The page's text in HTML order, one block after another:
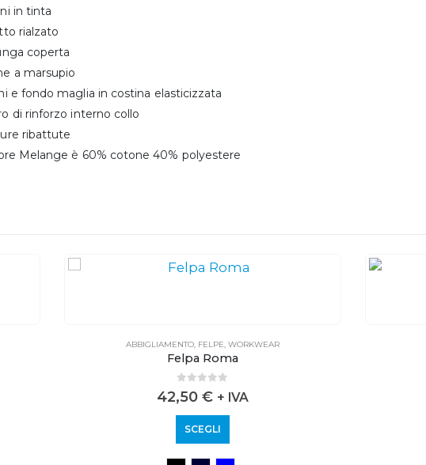
in tinta
rialzato
coperta
a marsupio
e fondo maglia in costina elasticizzata
di rinforzo interno collo
ribattute
Melange è 60% cotone 40% polyestere
ABBIGLIAMENTO FELPE WORKWEAR
Felpa Roma
0out of 5
42,50 € + IVA
SCEGLI